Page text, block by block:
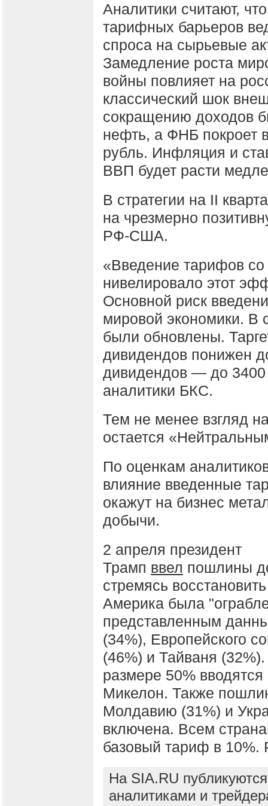
Аналитики считают,
тарифных барьеров
спроса на сырьевые
Замедление роста
войны повлияет на
классический шок
сокращению доходов
нефть, а ФНБ покроет
рубль. Инфляция и
ВВП будет расти
В стратегии на II
на чрезмерно
РФ-США.
«Введение тарифов
нивелировало этот
Основной риск
мировой экономики. В
были обновлены.
дивидендов понижен
дивидендов — до 3400
аналитики БКС.
Тем не менее взгляд
остается
По оценкам
влияние введенные
окажут на бизнес
добычи.
2 апреля президент
Трамп ввел пошлины
стремясь
Америка была
представленным
(34%), Европейского
(46%) и Тайваня
размере 50%
Микелон. Также
Молдавию (31%) и
включена. Всем
базовый тариф в 10%.
На SIA.RU
аналитиками и